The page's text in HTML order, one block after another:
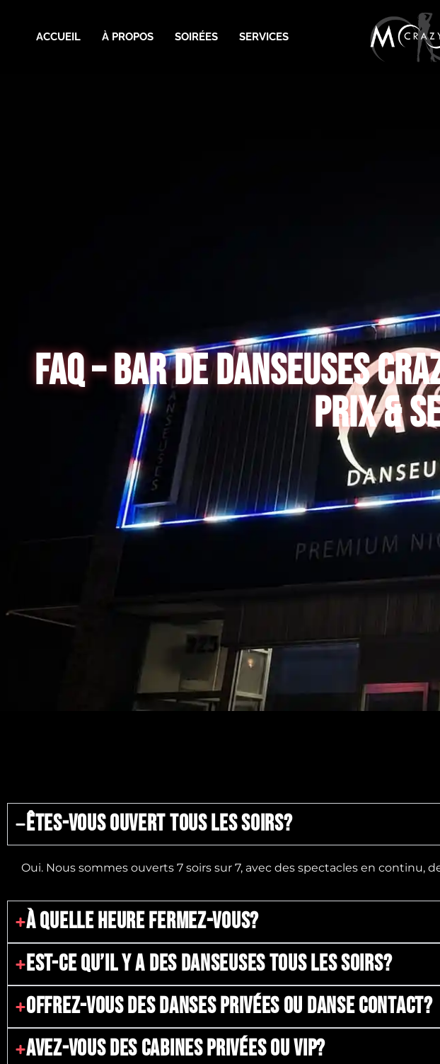
ACCUEIL À PROPOS SOIRÉES SERVICES
FAQ – BAR DE DANSEUSES
PRIX &
ÊTES-VOUS OUVERT TOUS LES SOIRS?
Oui. Nous sommes ouverts 7 soirs sur 7, avec des spectacles en
À QUELLE HEURE FERMEZ-VOUS?
EST-CE QU’IL Y A DES DANSEUSES TOUS LES SOIRS?
OFFREZ-VOUS DES DANSES PRIVÉES OU DANSE CONTACT?
AVEZ-VOUS DES CABINES PRIVÉES OU VIP?